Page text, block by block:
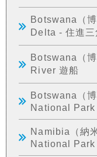
Botswana（
Delta - 住進三
Botswana（
River 遊船
Botswana（
National Park
Namibia（納
National Park